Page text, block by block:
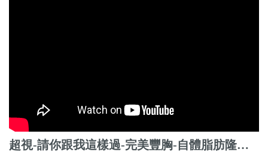
超視-請你跟我這樣過-完美豐胸-自體脂肪隆乳-朱芃年醫師